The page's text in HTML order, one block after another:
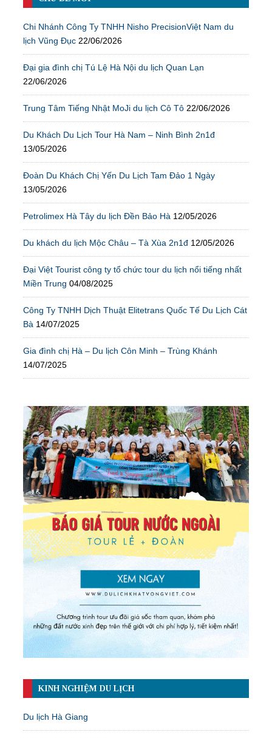
Chi Nhánh Công Ty TNHH Nisho PrecisionViệt Nam du
lịch Vũng Đục 22/06/2026
Đại gia đình chị Tú Lệ Hà Nội du lịch Quan Lạn
22/06/2026
Trung Tâm Tiếng Nhật MoJi du lịch Cô Tô 22/06/2026
Du Khách Du Lịch Tour Hà Nam – Ninh Bình 2n1đ
13/05/2026
Đoàn Du Khách Chị Yến Du Lịch Tam Đảo 1 Ngày
13/05/2026
Petrolimex Hà Tây du lịch Đền Bảo Hà 12/05/2026
Du khách du lịch Mộc Châu – Tà Xùa 2n1đ 12/05/2026
Đại Việt Tourist công ty tổ chức tour du lịch nổi tiếng nhất
Miền Trung 04/08/2025
Công Ty TNHH Dịch Thuật Elitetrans Quốc Tế Du Lịch Cát
Bà 14/07/2025
Gia đình chị Hà – Du lịch Côn Minh – Trùng Khánh
14/07/2025
KINH NGHIỆM DU LỊCH
Du lịch Hà Giang